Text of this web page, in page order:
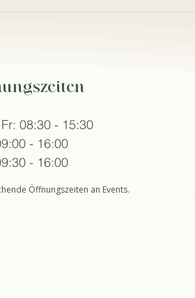
08:30 - 15:30
- 16:00
- 16:00
Öffnungszeiten an Events.